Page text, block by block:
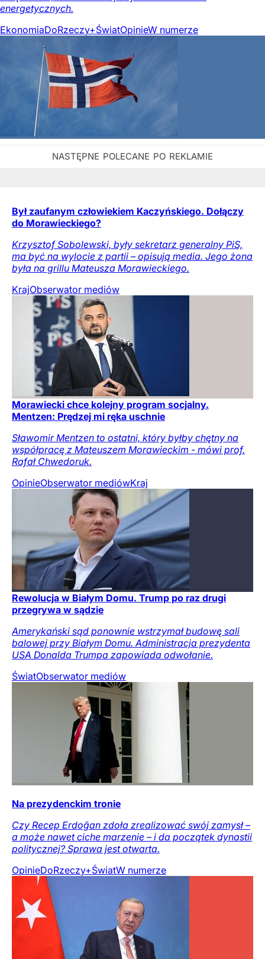
energetycznych.
EkonomiaDoRzeczy+ŚwiatOpinieW numerze
Był zaufanym człowiekiem Kaczyńskiego. Dołączy
do Morawieckiego?
Krzysztof Sobolewski, były sekretarz generalny PiS,
ma być na wylocie z partii – opisują media. Jego żona
była na grillu Mateusza Morawieckiego.
KrajObserwator mediów
Morawiecki chce kolejny program socjalny.
Mentzen: Prędzej mi ręka uschnie
Sławomir Mentzen to ostatni, który byłby chętny na
współpracę z Mateuszem Morawieckim - mówi prof.
Rafał Chwedoruk.
OpinieObserwator mediówKraj
Rewolucja w Białym Domu. Trump po raz drugi
przegrywa w sądzie
Amerykański sąd ponownie wstrzymał budowę sali
balowej przy Białym Domu. Administracja prezydenta
USA Donalda Trumpa zapowiada odwołanie.
ŚwiatObserwator mediów
Na prezydenckim tronie
Czy Recep Erdoğan zdoła zrealizować swój zamysł –
a może nawet ciche marzenie – i da początek dynastii
politycznej? Sprawa jest otwarta.
OpinieDoRzeczy+ŚwiatW numerze